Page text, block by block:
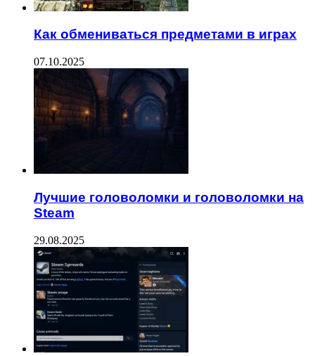
Как обмениваться предметами в играх
07.10.2025
Лучшие головоломки и головоломки на
Steam
29.08.2025